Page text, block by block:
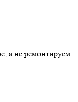
а не ремонтируем